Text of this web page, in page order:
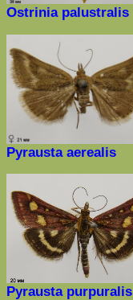
Ostrinia palustralis
Pyrausta aerealis
Pyrausta purpuralis